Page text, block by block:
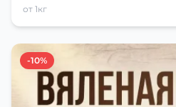
от 1кг
-10%